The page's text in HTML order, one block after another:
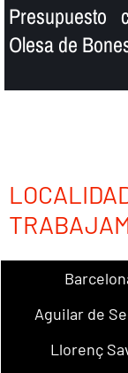
Presupuesto
Olesa de
Aguilar de
Llorenç